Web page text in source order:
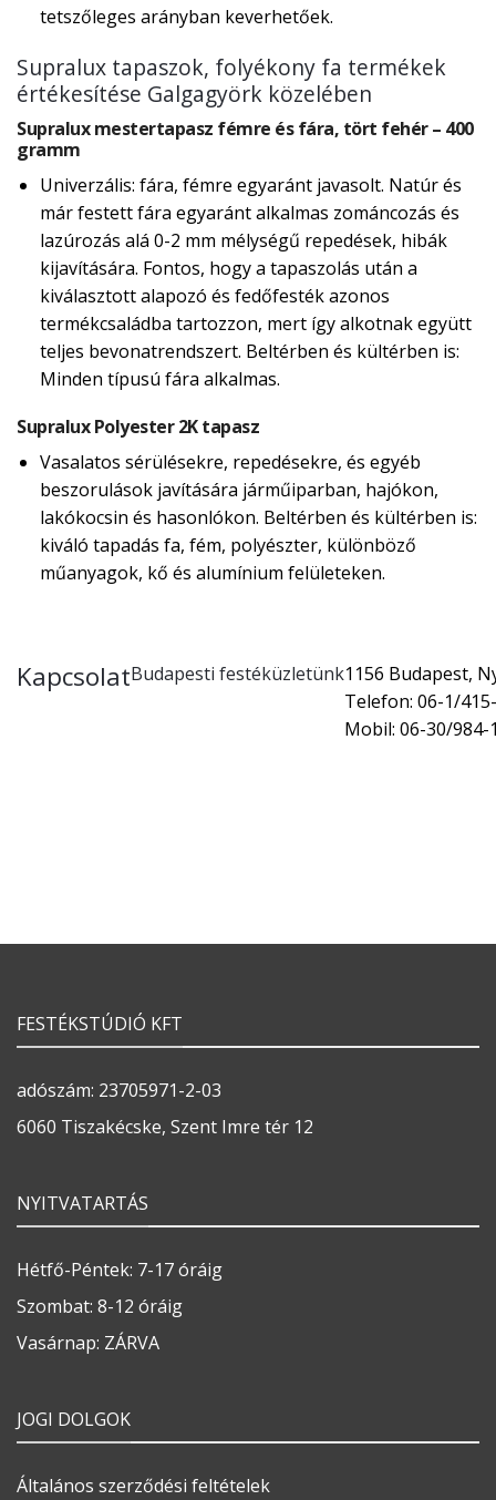
tetszőleges arányban keverhetőek.
Supralux tapaszok, folyékony fa termékek
értékesítése Galgagyörk közelében
Supralux mestertapasz fémre és fára, tört fehér – 400
gramm
Univerzális: fára, fémre egyaránt javasolt. Natúr és
már festett fára egyaránt alkalmas zománcozás és
lazúrozás alá 0-2 mm mélységű repedések, hibák
kijavítására. Fontos, hogy a tapaszolás után a
kiválasztott alapozó és fedőfesték azonos
termékcsaládba tartozzon, mert így alkotnak együtt
teljes bevonatrendszert. Beltérben és kültérben is:
Minden típusú fára alkalmas.
Supralux Polyester 2K tapasz
Vasalatos sérülésekre, repedésekre, és egyéb
beszorulások javítására járműiparban, hajókon,
lakókocsin és hasonlókon. Beltérben és kültérben is:
kiváló tapadás fa, fém, polyészter, különböző
műanyagok, kő és alumínium felületeken.
KapcsolatBudapesti festéküzletünk1156 Budapest,
Telefon: 06-1/
Mobil: 06-30/984-
FESTÉKSTÚDIÓ KFT
adószám: 23705971-2-03
6060 Tiszakécske, Szent Imre tér 12
NYITVATARTÁS
Hétfő-Péntek: 7-17 óráig
Szombat: 8-12 óráig
Vasárnap: ZÁRVA
JOGI DOLGOK
Általános szerződési feltételek